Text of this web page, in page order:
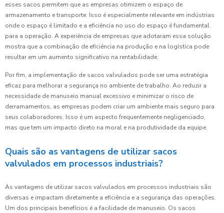
esses sacos permitem que as empresas otimizem o espaço de
armazenamento e transporte. Isso é especialmente relevante em indústrias
onde o espaço é limitado e a eficiência no uso do espaço é fundamental
para a operação. A experiência de empresas que adotaram essa solução
mostra que a combinação de eficiência na produção e na logística pode
resultar em um aumento significativo na rentabilidade.
Por fim, a implementação de sacos valvulados pode ser uma estratégia
eficaz para melhorar a segurança no ambiente de trabalho. Ao reduzir a
necessidade de manuseio manual excessivo e minimizar o risco de
derramamentos, as empresas podem criar um ambiente mais seguro para
seus colaboradores. Isso é um aspecto frequentemente negligenciado,
mas que tem um impacto direto na moral e na produtividade da equipe.
Quais são as vantagens de utilizar sacos
valvulados em processos industriais?
As vantagens de utilizar sacos valvulados em processos industriais são
diversas e impactam diretamente a eficiência e a segurança das operações.
Um dos principais benefícios é a facilidade de manuseio. Os sacos